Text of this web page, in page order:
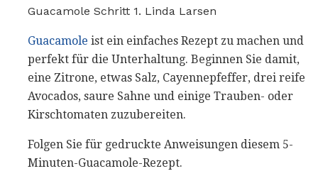
Guacamole Schritt 1. Linda Larsen
Guacamole ist ein einfaches Rezept zu machen und
perfekt für die Unterhaltung. Beginnen Sie damit,
eine Zitrone, etwas Salz, Cayennepfeffer, drei reife
Avocados, saure Sahne und einige Trauben- oder
Kirschtomaten zuzubereiten.
Folgen Sie für gedruckte Anweisungen diesem 5-
Minuten-Guacamole-Rezept.